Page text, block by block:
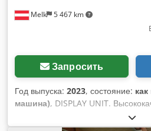
Melk 5 467 km
Запросить
Год выпуска: 2023, состояние:
машина), DISPLAY UNIT.
короткоходный подъемник с
практически не требующий